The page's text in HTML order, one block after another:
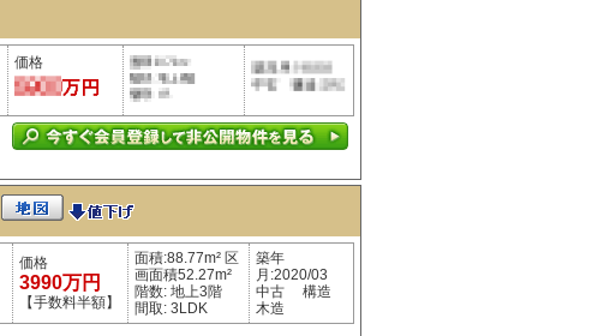
価格
価格
3990万円
【手数料半額】
面積:88.77m² 区
画面積52.27m²
階数: 地上3階
間取: 3LDK
築年
月:2020/03
中古 構造
木造